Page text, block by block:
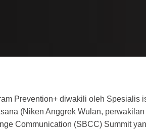
Prevention+ diwakili oleh Spesialis
(Niken Anggrek Wulan,
Communication (SBCC) Summit